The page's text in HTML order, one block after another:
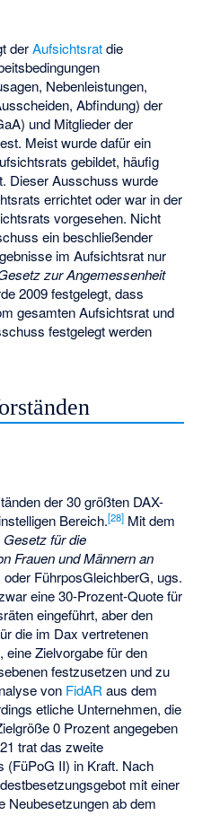
derAufsichtsratdie
Nebenleistungen,
Abfindung) der
und Mitglieder der
Meist wurde dafür ein
gebildet, häufig
Dieser Ausschuss wurde
errichtet oder war in der
vorgesehen. Nicht
ein beschließender
im Aufsichtsrat nur
zur Angemessenheit
2009 festgelegt, dass
gesamten Aufsichtsrat und
festgelegt werden
der 30 größten DAX-
Bereich.[28] Mit dem
Gesetz für die
Frauen und Männern an
oder FührposGleichberG, ugs.
eine 30-Prozent-Quote für
eingeführt, aber den
die im Dax vertretenen
eine Zielvorgabe für den
festzusetzen und zu
von FidARaus dem
etliche Unternehmen, die
0 Prozent angegeben
trat das zweite
(FüPoG II) in Kraft. Nach
mit einer
Neubesetzungen ab dem